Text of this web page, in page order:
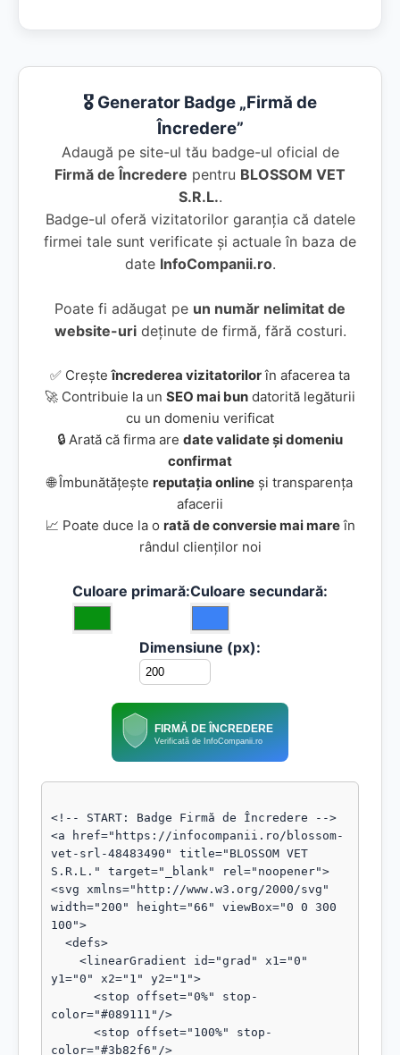
🎖️ Generator Badge „Firmă de
Încredere”
Adaugă pe site-ul tău badge-ul oficial de
Firmă de Încredere pentru BLOSSOM VET
S.R.L..
Badge-ul oferă vizitatorilor garanția că datele
firmei tale sunt verificate și actuale în baza de
date InfoCompanii.ro.
Poate fi adăugat pe un număr nelimitat de
website-urideținute de firmă, fără costuri.
✅ Creșteîncrederea vizitatorilorîn afacerea ta
🚀 Contribuie la un SEO mai bun datorită legăturii
cu un domeniu verificat
🔒 Arată că firma are date validate și domeniu
confirmat
🌐 Îmbunătățește reputația online și transparența
afacerii
📈 Poate duce la o rată de conversie mai mareîn
rândul clienților noi
Culoare primară:Culoare secundară:
Dimensiune (px):
FIRMĂ DE ÎNCREDERE
Verificată de InfoCompanii.ro
<!-- START: Badge Firmă de Încredere -->
<a href="https://infocompanii.ro/blossom-
vet-srl-48483490" title="BLOSSOM VET
S.R.L." target="_blank" rel="noopener">
<svg xmlns="http://www.w3.org/2000/svg"
width="200" height="66" viewBox="0 0 300
100">
y1="0" x2="1" y2="1">
color="#089111"/>
color="#3b82f6"/>